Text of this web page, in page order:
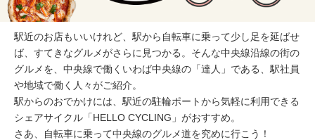
特集
連載
中央線フェス
イベント情報
駅近のお店もいいけれど、駅から自転車に乗って少し足を延ばせ
ば、すてきなグルメがさらに見つかる。そんな中央線沿線の街の
グルメを、中央線で働くいわば中央線の「達人」である、駅社員
や地域で働く人々がご紹介。
駅からのおでかけには、駅近の駐輪ポートから気軽に利用できる
シェアサイクル「HELLO CYCLING」がおすすめ。
さあ、自転車に乗って中央線のグルメ道を究めに行こう！